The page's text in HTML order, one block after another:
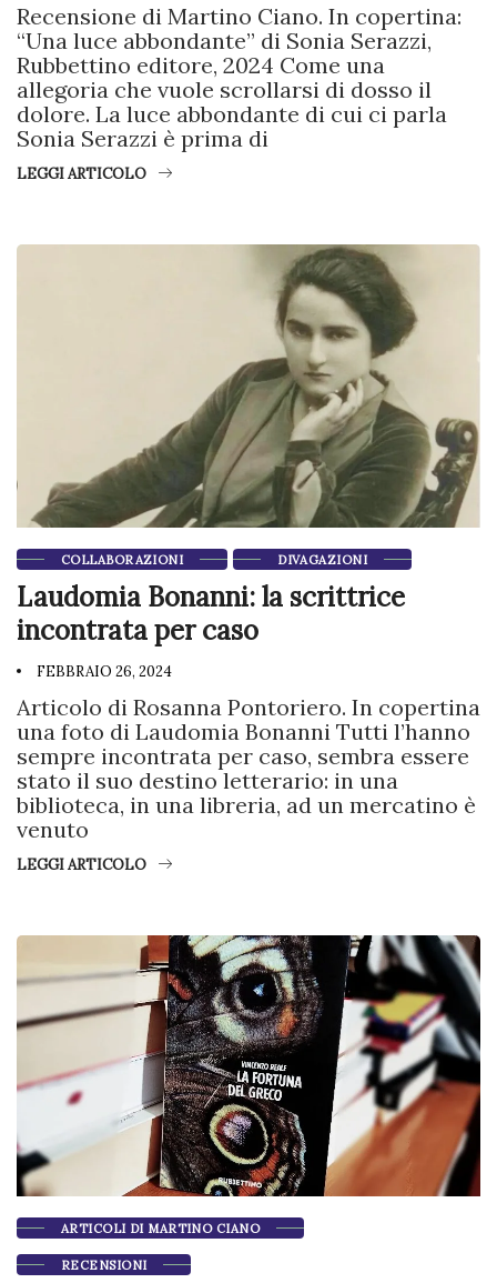
Recensione di Martino Ciano. In copertina:
“Una luce abbondante” di Sonia Serazzi,
Rubbettino editore, 2024 Come una
allegoria che vuole scrollarsi di dosso il
dolore. La luce abbondante di cui ci parla
Sonia Serazzi è prima di
LEGGI ARTICOLO
COLLABORAZIONI DIVAGAZIONI
Laudomia Bonanni: la scrittrice
incontrata per caso
FEBBRAIO 26, 2024
Articolo di Rosanna Pontoriero. In copertina
una foto di Laudomia Bonanni Tutti l’hanno
sempre incontrata per caso, sembra essere
stato il suo destino letterario: in una
biblioteca, in una libreria, ad un mercatino è
venuto
LEGGI ARTICOLO
ARTICOLI DI MARTINO CIANO
RECENSIONI